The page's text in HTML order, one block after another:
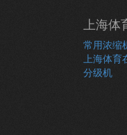
上海
常用浓缩
上海体育
分级机